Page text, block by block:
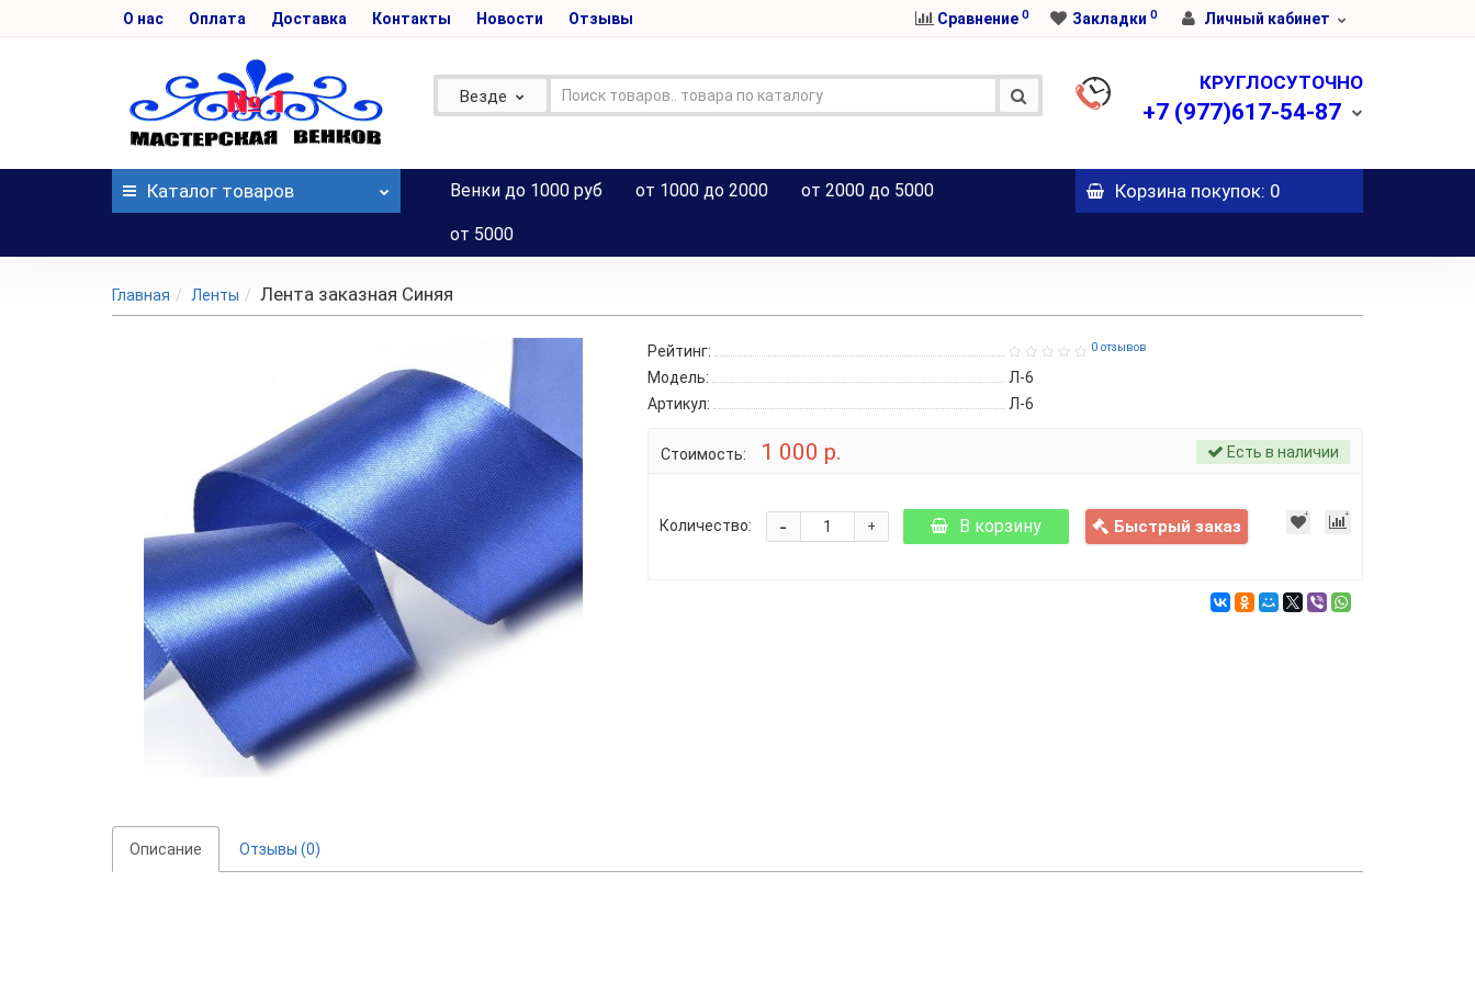
О нас Оплата Доставка Контакты Новости Отзывы Сравнение 0 Закладки 0 Личный кабинет
Везде
КРУГЛОСУТОЧНО
+7 (977)617-54-87
Каталог товаров Венки до 1000 руб от 1000 до 2000 от 2000 до 5000
от 5000
Корзинапокупок: 0
Главная Ленты Лента заказная Синяя
Рейтинг: 0 отзывов
Модель:
Л-6
Артикул:
Л-6
Стоимость: 1 000 р. Есть в наличии
Количество: +
- В корзину Быстрый заказ
Описание Отзывы (0)